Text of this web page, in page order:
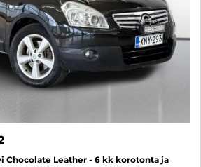
Chocolate Leather - 6 kk korotonta ja